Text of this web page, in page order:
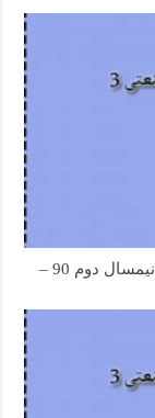
دانلود رایگان نمونه سوال حسابداری صنعتی 3 نیمسال دوم 90 –